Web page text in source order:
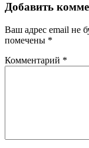
Добавить
Ваш адрес email не
помечены *
Комментарий *